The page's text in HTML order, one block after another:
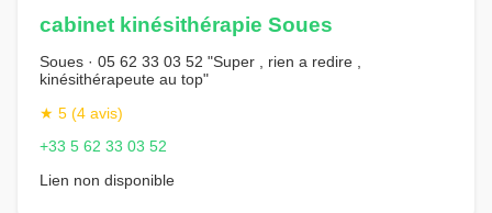
cabinet kinésithérapie Soues
Soues · 05 62 33 03 52 "Super , rien a redire ,
kinésithérapeute au top"
★ 5 (4 avis)
+33 5 62 33 03 52
Lien non disponible